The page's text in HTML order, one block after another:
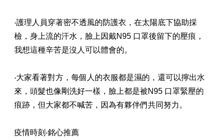
‧護理人員穿著密不透風的防護衣，在太陽底下協助採
檢，身上流的汗水，臉上因戴N95 口罩後留下的壓痕，
我想這種辛苦是沒人可以體會的。
‧大家看著對方，每個人的衣服都是濕的，還可以擰出水
來，頭髮也像剛洗好一樣，臉上都是被N95 口罩緊壓的
痕跡，但大家都不喊苦，因為有夥伴們共同努力。
疫情時刻‧銘心推薦